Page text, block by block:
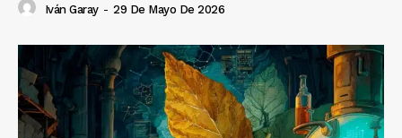
Iván Garay - 29 De Mayo De 2026